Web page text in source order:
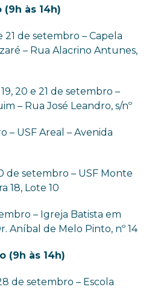
(9h às 14h)
21 de setembro – Capela
– Rua Alacrino Antunes,
20 e 21 de setembro –
– Rua José Leandro, s/nº
– USF Areal – Avenida
de setembro – USF Monte
18, Lote 10
– Igreja Batista em
Aníbal de Melo Pinto, nº 14
(9h às 14h)
de setembro – Escola